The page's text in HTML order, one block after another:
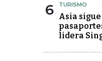
6 TURISMO
Asia
lidera